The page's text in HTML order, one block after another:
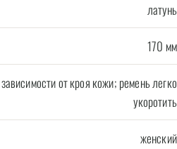
латунь
170 мм
от кроя кожи; ремень легко
укоротить
женский